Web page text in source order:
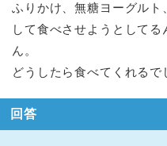
ふりかけ、無糖ヨーグル
して食べさせようとして
ん。
どうしたら食べてくれるで
回答